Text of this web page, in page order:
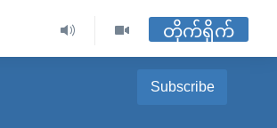
တိုက်ရိုက်
Subscribe